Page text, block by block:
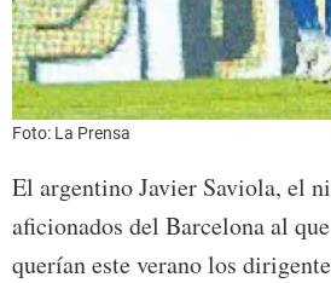
Foto: La Prensa
El argentino Javier Saviola, el
aficionados del Barcelona al
querían este verano los